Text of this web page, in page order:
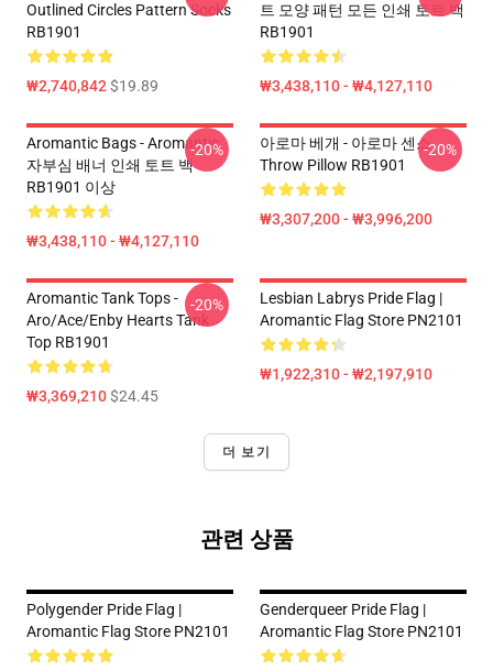
Outlined Circles Pattern Socks
RB1901
₩2,740,842$19.89
트 모양 패턴 모든 인쇄 토트 백
RB1901
₩3,438,110 - ₩4,127,110
Aromantic Bags - Aromantic
자부심 배너 인쇄 토트 백
RB1901 이상
₩3,438,110 - ₩4,127,110
-20%
아로마 베개 - 아로마 센스
Throw Pillow RB1901
₩3,307,200 - ₩3,996,200
-20%
Aromantic Tank Tops -
Aro/ace/enby Hearts Tank
Top RB1901
₩3,369,210$24.45
-20%
Lesbian Labrys Pride Flag |
Aromantic Flag Store PN2101
₩1,922,310 - ₩2,197,910
더 보기
관련 상품
Polygender Pride Flag |
Aromantic Flag Store PN2101
Genderqueer Pride Flag |
Aromantic Flag Store PN2101